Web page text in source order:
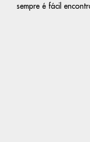
sempre é fácil